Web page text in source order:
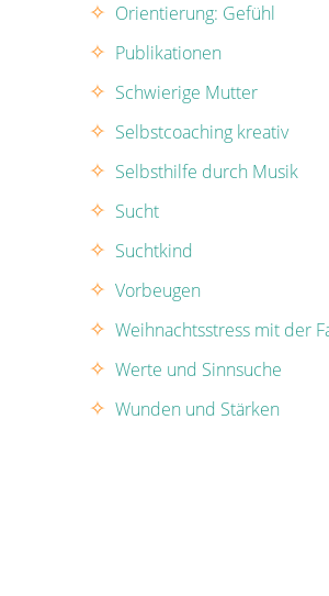
Orientierung: Gefühl
Publikationen
Schwierige Mutter
Selbstcoaching kreativ
Selbsthilfe durch Musik
Sucht
Suchtkind
Vorbeugen
Weihnachtsstress mit der
Werte und Sinnsuche
Wunden und Stärken